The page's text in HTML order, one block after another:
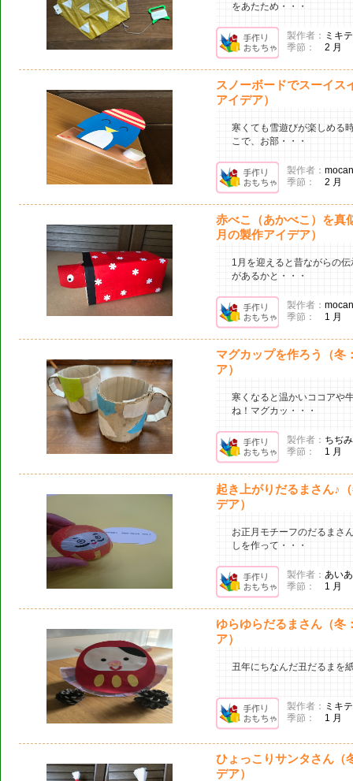
をあたため・・・
製作者： ミキ
季節：
2 月
スノーボードでスーイス
アイデア）
寒くても雪遊びが楽しめる
こで、お部・・・
製作者：
季節：
2 月
赤べこ（あかべこ）を真
月の製作アイデア）
1月を迎えると昔ながらの
があるかと・・・
製作者：
季節：
1 月
マグカップを作ろう（冬
ア）
寒くなると温かいココアや
ね！マグカッ・・・
製作者： ちぢみ
季節：
1 月
起き上がりだるまさん♪
デア）
お正月モチーフのだるまさ
しを作って・・・
製作者： あい
季節：
1 月
ゆらゆらだるまさん（冬
ア）
丑年にちなんだ丑だるまを
製作者： ミキ
季節：
1 月
ひょっこりサンタさん（
デア）